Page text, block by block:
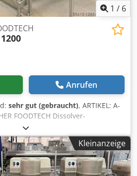
1 / 6
Anrufen
sehr gut (gebraucht), ARTIKEL: A-
FOODTECH Dissolver-
QB Food Tech. Typ: QB 1200
für Kühlung/Heizung.
Mischer-Rührwerk. Wägezellen.
Kleinanzeige